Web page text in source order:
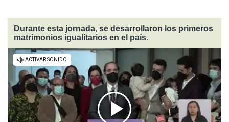
Durante esta jornada, se desarrollaron los primeros
matrimonios igualitarios en el país.